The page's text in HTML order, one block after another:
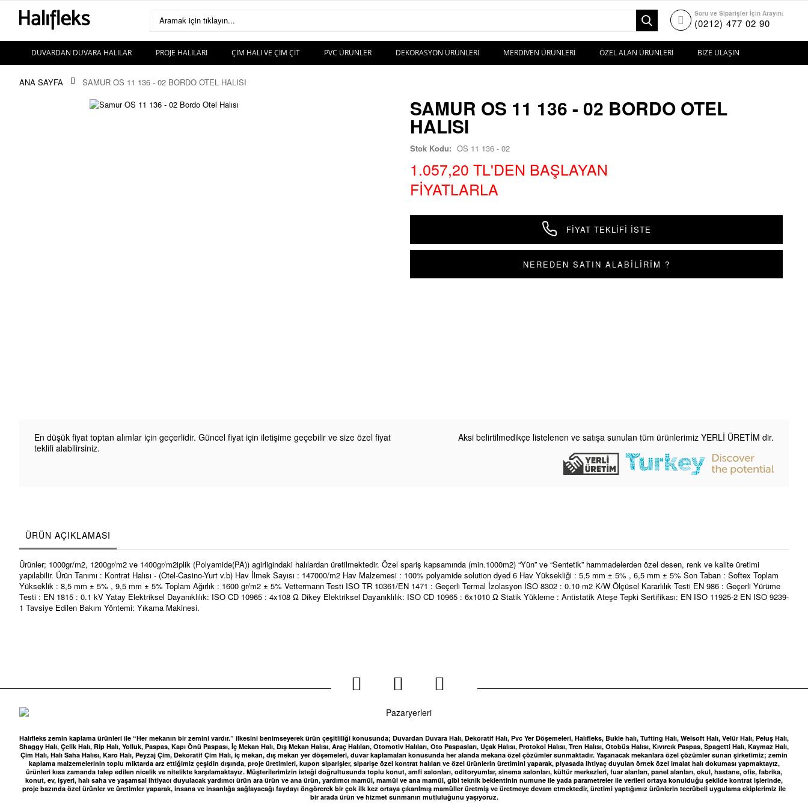
Aramak için tıklayın...
Soru ve Siparişler İçin Arayın:
(0212) 477 02 90
DUVARDAN DUVARA HALILAR PROJE HALILARI ÇIM HALI VE ÇIM ÇIT PVC ÜRÜNLER DEKORASYON ÜRÜNLERI MERDIVEN ÜRÜNLERI ÖZEL ALAN ÜRÜNLERI BIZE ULAŞIN
ANA SAYFA SAMUR OS 11 136 - 02 BORDO OTEL HALISI
SAMUR OS 11 136 - 02 BORDO OTEL
HALISI
Stok Kodu: OS 11 136 - 02
1.057,20 TL'DEN BAŞLAYAN
FIYATLARLA
FIYAT TEKLIFI İSTE
NEREDEN SATIN ALABİLİRİM ?
En düşük fiyat toptan alımlar için geçerlidir. Güncel fiyat için iletişime geçebilir ve size özel fiyat
teklifi alabilirsiniz.
Aksi belirtilmedikçe listelenen ve satışa sunulan tüm ürünlerimiz YERLİ ÜRETİM dir.
ÜRÜN AÇIKLAMASI
Ürünler; 1000gr/m2, 1200gr/m2 ve 1400gr/m2iplik (Polyamide(PA)) agirligindaki halılardan üretilmektedir. Özel spariş kapsamında (min.1000m2) “Yün” ve “Sentetik” hammadelerden özel desen, renk ve kalite üretimi
yapılabilir. Ürün Tanımı : Kontrat Halısı - (Otel-Casino-Yurt v.b) Hav İlmek Sayısı : 147000/m2 Hav Malzemesi : 100% polyamide solution dyed 6 Hav Yüksekliği : 5,5 mm ± 5% , 6,5 mm ± 5% Son Taban : Softex Toplam
Yükseklik : 8,5 mm ± 5% , 9,5 mm ± 5% Toplam Ağırlık : 1600 gr/m2 ± 5% Vettermann Testi ISO TR 10361/EN 1471 : Geçerli Termal İzolasyon ISO 8302 : 0.10 m2 K/W Ölçüsel Kararlılık Testi EN 986 : Geçerli Yürüme
Testi : EN 1815 : 0.1 kV Yatay Elektriksel Dayanıklılık: ISO CD 10965 : 4x108 Ω Dikey Elektriksel Dayanıklılık: ISO CD 10965 : 6x1010 Ω Statik Yükleme : Antistatik Ateşe Tepki Sertifikası: EN ISO 11925-2 EN ISO 9239-
1 Tavsiye Edilen Bakım Yöntemi: Yıkama Makinesi.
Halıfleks zemin kaplama ürünleri ile “Her mekanın bir zemini vardır.” ilkesini benimseyerek ürün çeşitliliği konusunda; Duvardan Duvara Halı, Dekoratif Halı, Pvc Yer Döşemeleri, Halıfleks, Bukle halı, Tufting Halı, Welsoft Halı, Velür Halı, Peluş Halı,
Shaggy Halı, Çelik Halı, Rip Halı, Yolluk, Paspas, Kapı Önü Paspası, İç Mekan Halı, Dış Mekan Halısı, Araç Halıları, Otomotiv Halıları, Oto Paspasları, Uçak Halısı, Protokol Halısı, Tren Halısı, Otobüs Halısı, Kıvırcık Paspas, Spagetti Halı, Kaymaz Halı,
Çim Halı, Halı Saha Halısı, Karo Halı, Peyzaj Çim, Dekoratif Çim Halı, iç mekan, dış mekan yer döşemeleri, duvar kaplamaları konusunda her alanda mekana özel çözümler sunmaktadır. Yaşanacak mekanlara özel çözümler sunan şirketimiz; zemin
kaplama malzemelerinin toplu miktarda arz ettiğimiz çeşidin dışında, proje üretimleri, kupon siparişler, siparişe özel kontrat halıları ve özel ürünlerin üretimini yaparak, piyasada ihtiyaç duyulan örnek özel imalat halı dokuması yapmaktayız,
ürünleri kısa zamanda talep edilen nicelik ve nitelikte karşılamaktayız. Müşterilerimizin isteği doğrultusunda toplu konut, amfi salonları, oditoryumlar, sinema salonları, kültür merkezleri, fuar alanları, panel alanları, okul, hastane, ofis, fabrika,
konut, ev, işyeri, halı saha ve yaşamsal ihtiyacı duyulacak yardımcı ürün ara ürün ve ana ürün, yardımcı mamül, mamül ve ana mamül, gibi teknik beklentinin numune ile yada parametreler ile verileri ortaya konulduğu şekilde kontrat işlerinde,
proje bazında özel ürünler ve üretimler yaparak, insana ve insanlığa sağlayacağı faydayı öngörerek bir çok ilk kez ortaya çıkarılmış mamüller üretmiş ve üretmeye devam etmektedir, üretimi yaptığımız ürünlerin tecrübeli uygulama ekiplerimiz ile
bir arada ürün ve hizmet sunmanın mutluluğunu yaşıyoruz.